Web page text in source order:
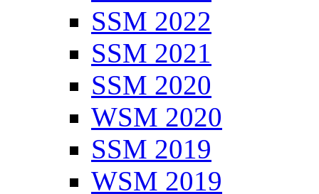
SSM 2022
SSM 2021
SSM 2020
WSM 2020
SSM 2019
WSM 2019